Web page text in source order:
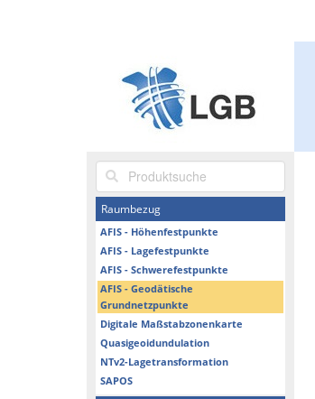
Produktsuche
Raumbezug
AFIS - Höhenfestpunkte
AFIS - Lagefestpunkte
AFIS - Schwerefestpunkte
AFIS - Geodätische
Grundnetzpunkte
Digitale Maßstabzonenkarte
Quasigeoidundulation
NTv2-Lagetransformation
SAPOS